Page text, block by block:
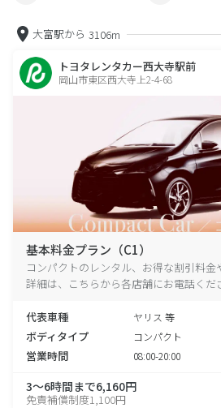
大富駅から 3106m
トヨタレンタカー西大寺駅前
岡山市東区西大寺上2-4-68
基本料金プラン（C1）
コンパクトのレンタル、お得な割引料
詳細は、こちらから各店舗にお電話くだ
代表車種 ヤリス 等
ボディタイプ コンパクト
営業時間 08:00-20:00
3～6時間まで6,160円
免責補償制度1,100円